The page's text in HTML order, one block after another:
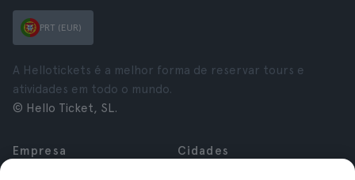
PRT (EUR)
A Hellotickets é a melhor forma de reservar tours e
atividades em todo o mundo.
© Hello Ticket, SL.
Empresa
Cidades